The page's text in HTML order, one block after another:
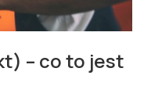
– co to jest